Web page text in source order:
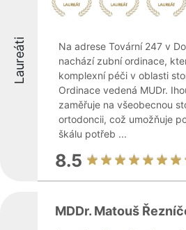
Laureáti
Na adrese Tovární 247 v
nachází zubní ordinace,
komplexní péči v oblasti
Ordinace vedená MUDr.
zaměřuje na všeobecnou
ortodoncii, což umožňuje
škálu potřeb ...
8.5
MDDr. Matouš